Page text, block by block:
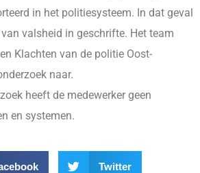
in het politiesysteem. In dat geval
valsheid in geschrifte. Het team
Klachten van de politie Oost-
naar.
heeft de medewerker geen
en systemen.
Twitter